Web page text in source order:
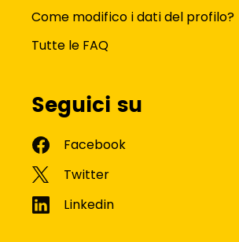
Come modifico i dati del profilo?
Tutte le FAQ
Seguici su